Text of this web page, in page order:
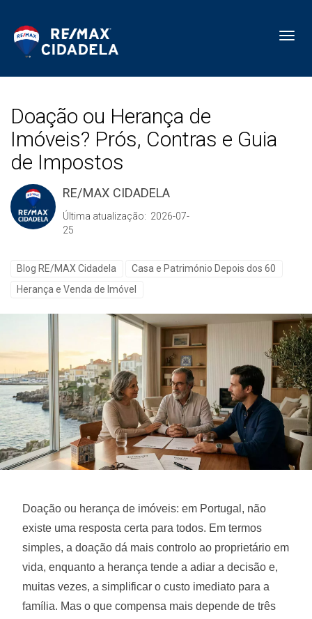
Doação ou Herança de
Imóveis? Prós, Contras e Guia
de Impostos
RE/MAX CIDADELA
Última atualização: 2026-07-
25
Blog RE/MAX Cidadela
Casa e Património Depois dos 60
Herança e Venda de Imóvel
Doação ou herança de imóveis: em Portugal, não
existe uma resposta certa para todos. Em termos
simples, a doação dá mais controlo ao proprietário em
vida, enquanto a herança tende a adiar a decisão e,
muitas vezes, a simplificar o custo imediato para a
família. Mas o que compensa mais depende de três